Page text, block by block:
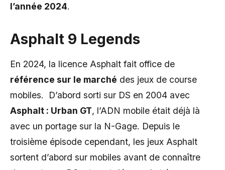
l’année 2024.
Asphalt 9 Legends
En 2024, la licence Asphalt fait office de
référence sur le marché des jeux de course
mobiles. D’abord sorti sur DS en 2004 avec
Asphalt : Urban GT, l’ADN mobile était déjà là
avec un portage sur la N-Gage. Depuis le
troisième épisode cependant, les jeux Asphalt
sortent d’abord sur mobiles avant de connaître